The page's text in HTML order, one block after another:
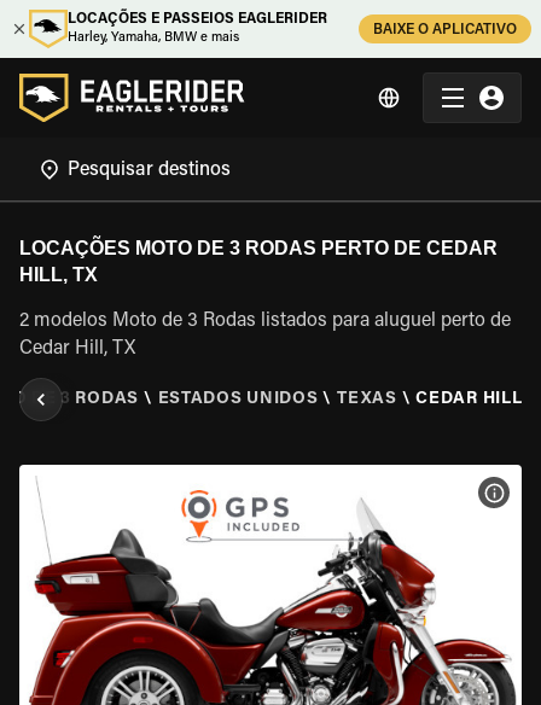
LOCAÇÕES E PASSEIOS EAGLERIDER
Harley, Yamaha, BMW e mais
BAIXE O APLICATIVO
LOCAÇÕES MOTO DE 3 RODAS PERTO DE CEDAR
HILL, TX
2 modelos Moto de 3 Rodas listados para aluguel perto de
Cedar Hill, TX
DE 3 RODAS \ ESTADOS UNIDOS \ TEXAS \ CEDAR HILL,
VER